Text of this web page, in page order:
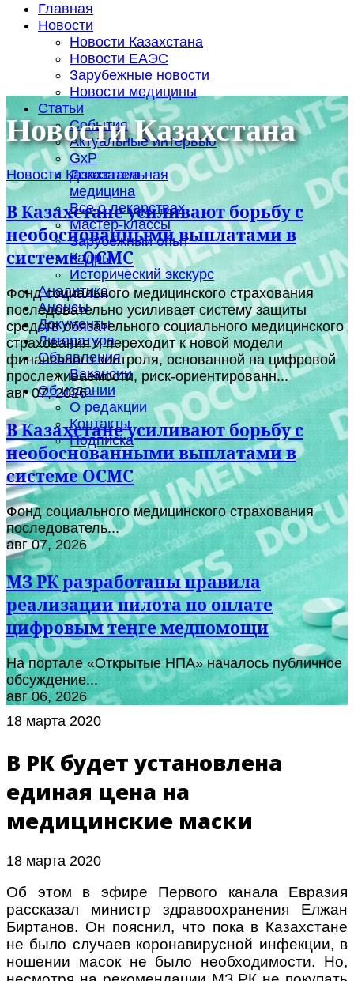
Главная
Новости
Новости Казахстана
Новости ЕАЭС
Зарубежные новости
Новости медицины
Статьи
События
Актуальные интервью
GxP
Доказательная
медицина
Все о лекарствах
Мастер-классы
Зарубежный опыт
Кадры
Исторический экскурс
Аналитика
Анонсы
Документы
Литература
Объявления
Вакансии
Об издании
О редакции
Контакты
Подписка
Новости Казахстана
Новости Казахстана
В Казахстане усиливают борьбу с
необоснованными выплатами в
системе ОСМС
Фонд социального медицинского страхования
последовательно усиливает систему защиты
средств обязательного социального медицинского
страхования и переходит к новой модели
финансового контроля, основанной на цифровой
прослеживаемости, риск-ориентированн...
авг 07, 2026
В Казахстане усиливают борьбу с
необоснованными выплатами в
системе ОСМС
Фонд социального медицинского страхования
последователь...
авг 07, 2026
МЗ РК разработаны правила
реализации пилота по оплате
цифровым теңге медпомощи
На портале «Открытые НПА» началось публичное
обсуждение...
авг 06, 2026
18 марта 2020
В РК будет установлена
единая цена на
медицинские маски
18 марта 2020
Об этом в эфире Первого канала Евразия
рассказал министр здравоохранения Елжан
Биртанов. Он пояснил, что пока в Казахстане
не было случаев коронавирусной инфекции, в
ношении масок не было необходимости. Но,